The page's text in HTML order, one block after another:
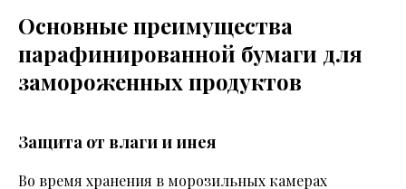
Основные преимущества
парафинированной бумаги для
замороженных продуктов
Защита от влаги и инея
Во время хранения в морозильных камерах